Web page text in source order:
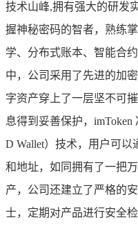
技术山峰,拥有强大的研发
握神秘密码的智者，熟练
学、分布式账本、智能合
中，公司采用了先进的加
字资产穿上了一层坚不可
息得到妥善保护，
D Wallet）技术，用户可
和地址，如同拥有了一把
产，公司还建立了严格的
士，定期对产品进行安全